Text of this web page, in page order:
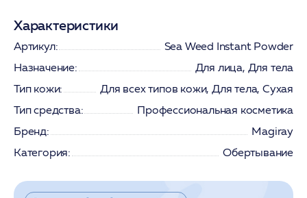
Характеристики
Артикул:
Sea Weed Instant Powder
Назначение:
Для лица, Для тела
Тип кожи:
Для всех типов кожи, Для тела, Сухая
Тип средства:
Профессиональная косметика
Бренд:
Magiray
Категория:
Обертывание